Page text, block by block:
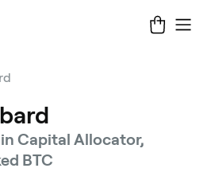
Capital Allocator,
BTC